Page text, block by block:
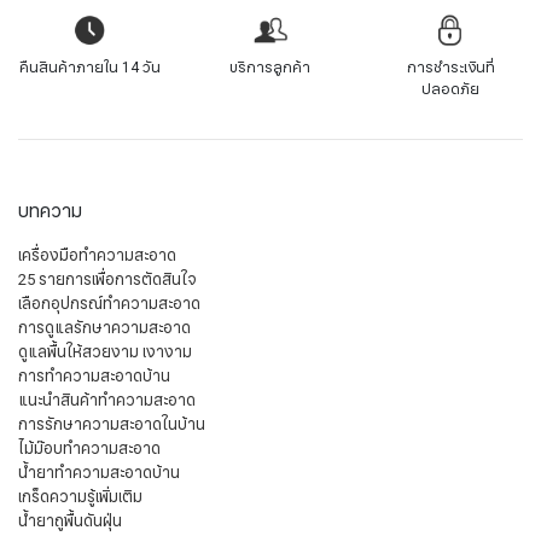
คืนสินค้าภายใน 14 วัน บริการลูกค้า
การชำระเงินที่
ปลอดภัย
บทความ
เครื่องมือทำความสะอาด
25 รายการเพื่อการตัดสินใจ
เลือกอุปกรณ์ทำความสะอาด
การดูแลรักษาความสะอาด
ดูแลพื้นให้สวยงาม เงางาม
การทำความสะอาดบ้าน
แนะนำสินค้าทำความสะอาด
การรักษาความสะอาดในบ้าน
ไม้ม๊อบทำความสะอาด
น้ำยาทำความสะอาดบ้าน
เกร็ดความรู้เพิ่มเติม
น้ำยาถูพื้นดันฝุ่น